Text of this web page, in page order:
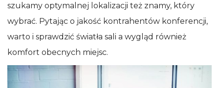
szukamy optymalnej lokalizacji też znamy, który
wybrać. Pytając o jakość kontrahentów konferencji,
warto i sprawdzić światła sali a wygląd również
komfort obecnych miejsc.